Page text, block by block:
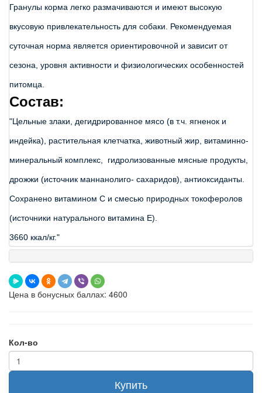
Гранулы корма легко размачиваются и имеют высокую
вкусовую привлекательность для собаки. Рекомендуемая
суточная норма является ориентировочной и зависит от
сезона, уровня активности и физиологических особенностей
Состав:
"Цельные злаки, дегидрированное мясо (в т.ч. ягненок и
индейка), растительная клетчатка, животный жир, витаминно-
минеральный комплекс,  гидролизованные мясные продукты,
дрожжи (источник маннанолиго- сахаридов), антиоксиданты.
Сохранено витамином С и смесью природных токоферолов
(источники натурального витамина Е).
3660 ккал/кг."
Цена в бонусных баллах: 4600
Кол-во
Купить